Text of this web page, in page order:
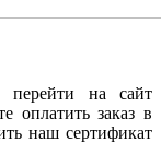
перейти на сайт
оплатить заказ в
наш сертификат